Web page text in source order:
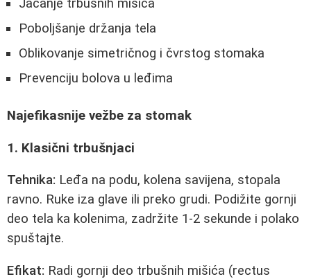
Jačanje trbušnih mišića
Poboljšanje držanja tela
Oblikovanje simetričnog i čvrstog stomaka
Prevenciju bolova u leđima
Najefikasnije vežbe za stomak
1. Klasični trbušnjaci
Tehnika: Leđa na podu, kolena savijena, stopala
ravno. Ruke iza glave ili preko grudi. Podižite gornji
deo tela ka kolenima, zadržite 1-2 sekunde i polako
spuštajte.
Efikat: Radi gornji deo trbušnih mišića (rectus